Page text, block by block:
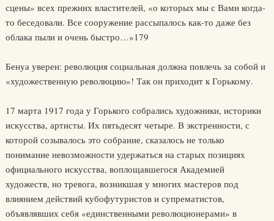
сцены» всех прежних властителей, «о которых мы с Вами когда-
то беседовали. Все сооружение рассыпалось как-то даже без
облака пыли и очень быстро…»179
Бенуа уверен: революция социальная должна повлечь за собой и
«художественную революцию»! Так он приходит к Горькому.
17 марта 1917 года у Горького собрались художники, историки
искусства, артисты. Их пятьдесят четыре. В экстренности, с
которой созывалось это собрание, сказалось не только
понимание невозможности удержаться на старых позициях
официального искусства, воплощавшегося Академией
художеств, но тревога, возникшая у многих мастеров под
влиянием действий кубофутуристов и супрематистов,
объявлявших себя «единственными революционерами» в